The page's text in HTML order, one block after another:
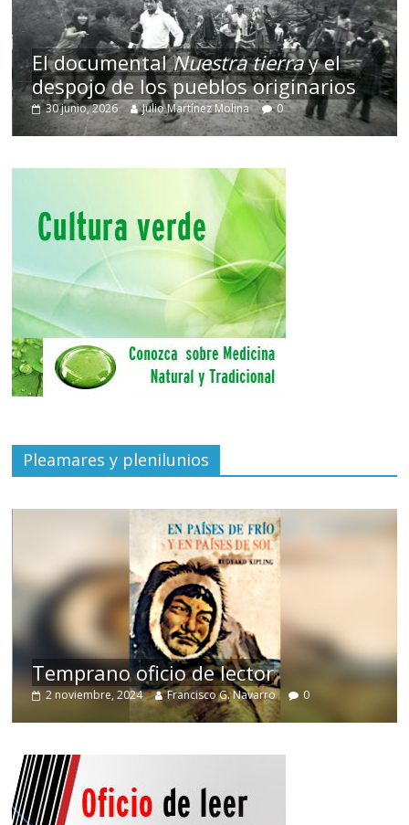
El documentalNuestra tierray el
despojo de los pueblos originarios
30 junio, 2026 Julio Martínez Molina 0
Pleamares y plenilunios
Temprano oficio de lector
2 noviembre, 2024 Francisco G. Navarro 0